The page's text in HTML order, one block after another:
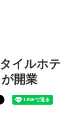
タイルホテル 「
イルホテ
開業